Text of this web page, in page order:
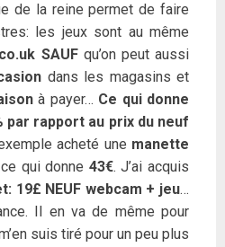
de la reine permet de faire
les jeux sont au même
SAUF qu’on peut aussi
dans les magasins et
à payer… Ce qui donne
par rapport au prix du neuf
acheté une manette
ce qui donne 43€. J’ai acquis
19£ NEUF webcam + jeu…
Il en va de même pour
suis tiré pour un peu plus